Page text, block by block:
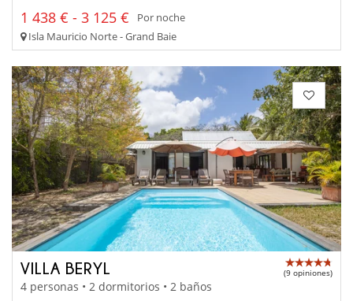
1 438 € - 3 125 €
Por noche
Isla Mauricio Norte - Grand Baie
VILLA BERYL (9 opiniones)
4 personas • 2 dormitorios • 2 baños